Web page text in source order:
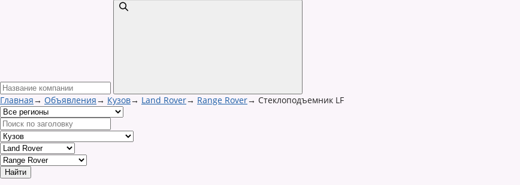
Главная→ Объявления→ Кузов→ Land Rover→ Range Rover→ Стеклоподъемник LF